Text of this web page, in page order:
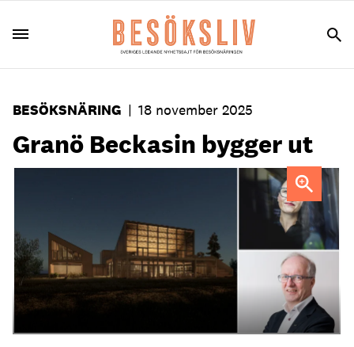
BESÖKSNÄRING | 18 november 2025
Granö Beckasin bygger ut
Cecilia Sandström och